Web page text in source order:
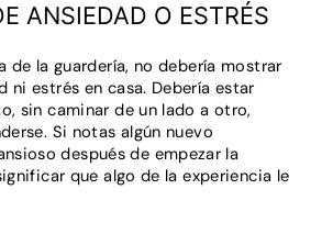
ANSIEDAD O ESTRÉS
de la guardería, no debería mostrar
ni estrés en casa. Debería estar
sin caminar de un lado a otro,
Si notas algún nuevo
después de empezar la
que algo de la experiencia le